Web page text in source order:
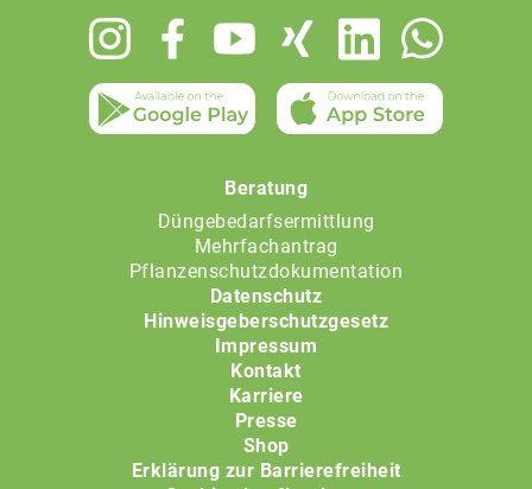
Beratung
Düngebedarfsermittlung
Mehrfachantrag
Pflanzenschutzdokumentation
Datenschutz
Hinweisgeberschutzgesetz
Impressum
Kontakt
Karriere
Presse
Shop
Erklärung zur Barrierefreiheit